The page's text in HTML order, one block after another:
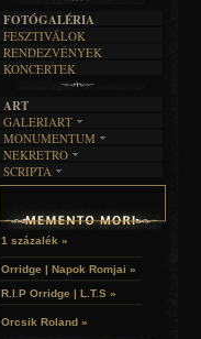
FOTÓGALÉRIA
FESZTIVÁLOK
RENDEZVÉNYEK
KONCERTEK
ART
GALERIART
ARTGALERI
KÉPREGÉNYEK
LAKÁSKULTS
MONUMENTUM
TEMETŐK
TEMPLOMOK
HELYEK
NEKRETRO
SZUBKULT
RELIKVIÁK
SCRIPTA
NOVELLÁK
HALÁLTÁNC
1 százalék »
Orridge | Napok Romjai »
R.I.P Orridge | L.T.S »
Orcsik Roland »